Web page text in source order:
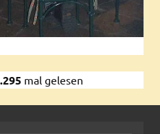
mal gelesen